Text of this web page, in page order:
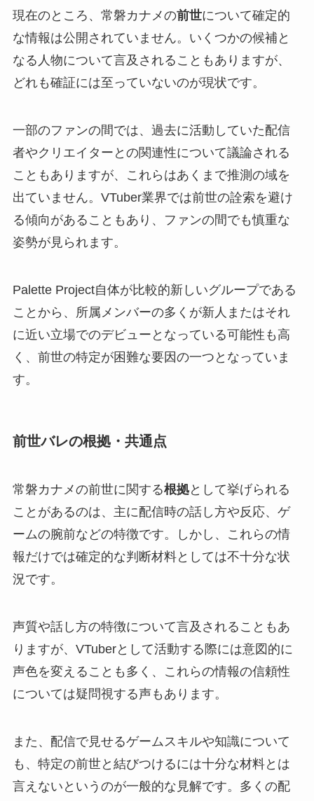
現在のところ、常磐カナメの前世について確定的
な情報は公開されていません。いくつかの候補と
なる人物について言及されることもありますが、
どれも確証には至っていないのが現状です。
一部のファンの間では、過去に活動していた配信
者やクリエイターとの関連性について議論される
こともありますが、これらはあくまで推測の域を
出ていません。VTuber業界では前世の詮索を避け
る傾向があることもあり、ファンの間でも慎重な
姿勢が見られます。
Palette Project自体が比較的新しいグループである
ことから、所属メンバーの多くが新人またはそれ
に近い立場でのデビューとなっている可能性も高
く、前世の特定が困難な要因の一つとなっていま
す。
前世バレの根拠・共通点
常磐カナメの前世に関する根拠として挙げられる
ことがあるのは、主に配信時の話し方や反応、ゲ
ームの腕前などの特徴です。しかし、これらの情
報だけでは確定的な判断材料としては不十分な状
況です。
声質や話し方の特徴について言及されることもあ
りますが、VTuberとして活動する際には意図的に
声色を変えることも多く、これらの情報の信頼性
については疑問視する声もあります。
また、配信で見せるゲームスキルや知識について
も、特定の前世と結びつけるには十分な材料とは
言えないというのが一般的な見解です。多くの配